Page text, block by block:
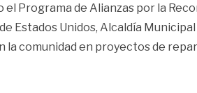
Programa de Alianzas por la
Estados Unidos, Alcaldía
la comunidad en proyectos de